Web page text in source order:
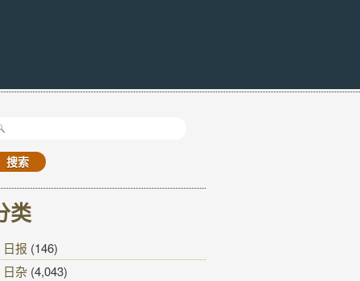
类
日报 (146)
日杂 (4,043)